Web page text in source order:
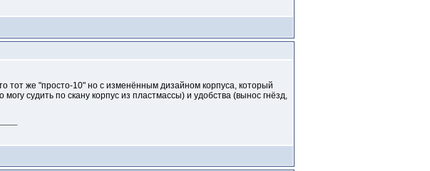
тот же "просто-10" но с изменённым дизайном корпуса, который
судить по скану корпус из пластмассы) и удобства (вынос гнёзд,